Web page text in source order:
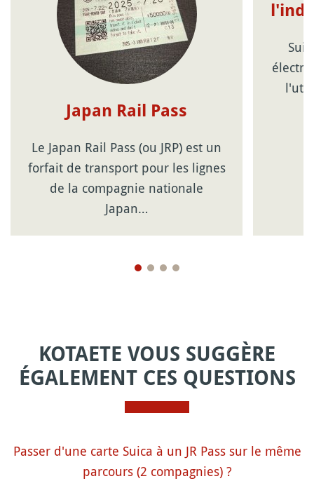
Japan Rail Pass
Le Japan Rail Pass (ou JRP) est un
forfait de transport pour les lignes
de la compagnie nationale
Japan…
KOTAETE VOUS SUGGÈRE
ÉGALEMENT CES QUESTIONS
Passer d'une carte Suica à un JR Pass sur le même
parcours (2 compagnies) ?